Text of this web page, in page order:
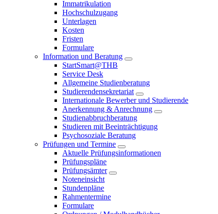
Immatrikulation
Hochschulzugang
Unterlagen
Kosten
Fristen
Formulare
Information und Beratung
StartSmart@THB
Service Desk
Allgemeine Studienberatung
Studierendensekretariat
Internationale Bewerber und Studierende
Anerkennung & Anrechnung
Studienabbruchberatung
Studieren mit Beeinträchtigung
Psychosoziale Beratung
Prüfungen und Termine
Aktuelle Prüfungsinformationen
Prüfungspläne
Prüfungsämter
Noteneinsicht
Stundenpläne
Rahmentermine
Formulare